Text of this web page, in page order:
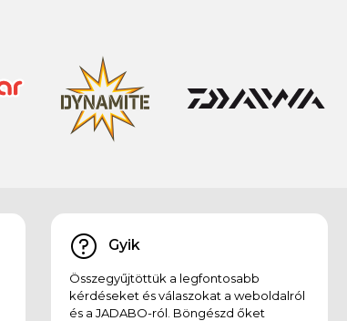
Gyik
Összegyűjtöttük a legfontosabb
kérdéseket és válaszokat a weboldalról
és a JADABO-ról. Böngészd őket